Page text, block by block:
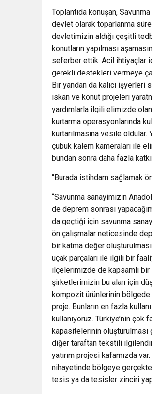
Toplantıda konuşan,
devlet olarak toparlanma
devletimizin aldığı çeşitli
konutların yapılması
seferber ettik. Acil ihtiyaçlar
gerekli destekleri vermeye
Bir yandan da kalıcı
iskan ve konut projeleri
yardımlarla ilgili elimizde olan
kurtarma operasyonlarında
kurtarılmasına vesile
çubuk kalem kameraları ile
bundan sonra daha fazla
“Burada istihdam sağlamak
“Savunma sanayimizin
de deprem sonrası
da geçtiği için savunma sanayi
ön çalışmalar neticesinde
bir katma değer oluşturulması
uçak parçaları ile ilgili bir
ilçelerimizde de kapsamlı bir
şirketlerimizin bu alan için
kompozit ürünlerinin bölgede
proje. Bunların en fazla
kullanıyoruz. Türkiye’nin
kapasitelerinin
diğer taraftan tekstili
yatırım projesi kafamızda
nihayetinde bölgeye
tesis ya da tesisler zinciri